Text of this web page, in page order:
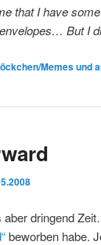
that I have
But I
Memes und
aber dringend
beworben habe.